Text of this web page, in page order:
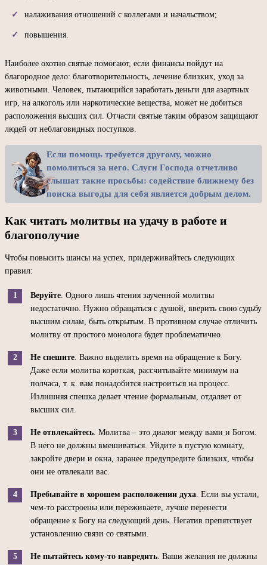
налаживания отношений с коллегами и начальством;
повышения.
Наиболее охотно святые помогают, если финансы пойдут на
благородное дело: благотворительность, лечение близких, уход за
животными. Человек, пытающийся заработать деньги для азартных
игр, на алкоголь или наркотические вещества, может не добиться
расположения высших сил. Отчасти святые таким образом защищают
людей от неблаговидных поступков.
Если помощь требуется другому, можно
помолиться за него. Слуги Господа отчетливо
слышат такие просьбы: содействие ближнему без
поиска выгоды для себя является добрым делом.
Как читать молитвы на удачу в работе и
благополучие
Чтобы повысить шансы на успех, придерживайтесь следующих
правил:
Веруйте. Одного лишь чтения заученной молитвы
недостаточно. Нужно обращаться с душой, вверить свою судьбу
высшим силам, быть открытым. В противном случае отличить
молитву от простого монолога будет проблематично.
Не спешите. Важно выделить время на обращение к Богу.
Даже если молитва короткая, рассчитывайте минимум на
полчаса, т. к. вам понадобится настроиться на процесс.
Излишняя спешка делает чтение формальным, отдаляет от
высших сил.
Не отвлекайтесь. Молитва – это диалог между вами и Богом.
В него не должны вмешиваться. Уйдите в пустую комнату,
закройте двери и окна, заранее предупредите близких, чтобы
они не отвлекали вас.
Пребывайте в хорошем расположении духа. Если вы устали,
чем-то расстроены или переживаете, лучше перенести
обращение к Богу на следующий день. Негатив препятствует
установлению связи со святыми.
Не пытайтесь кому-то навредить. Ваши желания не должны